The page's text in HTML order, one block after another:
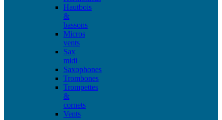
Hautbois
&
bassons
Micros
vents
Sax
midi
Saxophones
Trombones
Trompettes
&
cornets
Vents